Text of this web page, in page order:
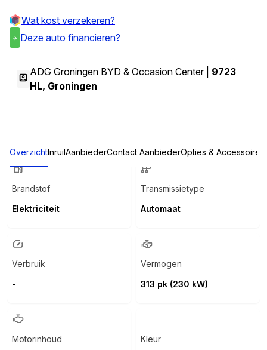
Wat kost verzekeren?
Deze auto financieren?
ADG Groningen BYD & Occasion Center | 9723
HL, Groningen
OverzichtInruil AanbiederContact AanbiederOpties & Accessoires
Brandstof
Elektriciteit
Transmissietype
Automaat
Verbruik
-
Vermogen
313 pk (230 kW)
Motorinhoud
Kleur